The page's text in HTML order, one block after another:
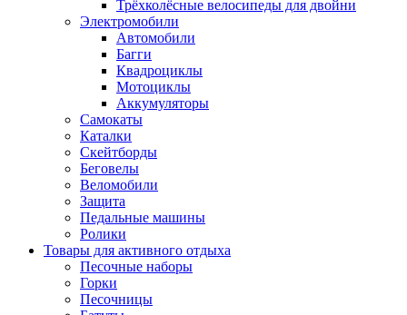
Трёхколёсные велосипеды для двойни
Электромобили
Автомобили
Багги
Квадроциклы
Мотоциклы
Аккумуляторы
Самокаты
Каталки
Скейтборды
Беговелы
Веломобили
Защита
Педальные машины
Ролики
Товары для активного отдыха
Песочные наборы
Горки
Песочницы